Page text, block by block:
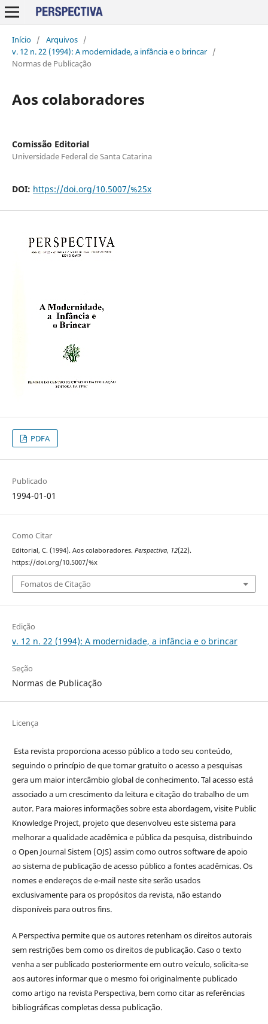
Início / Arquivos /
v. 12 n. 22 (1994): A modernidade, a infância e o brincar /
Normas de Publicação
Aos colaboradores
Comissão Editorial
Universidade Federal de Santa Catarina
DOI: https://doi.org/10.5007/%25x
PDFA
Publicado
1994-01-01
Como Citar
Editorial, C. (1994). Aos colaboradores. Perspectiva, 12(22).
https://doi.org/10.5007/%x
Fomatos de Citação
Edição
v. 12 n. 22 (1994): A modernidade, a infância e o brincar
Seção
Normas de Publicação
Licença
Esta revista proporciona acesso público a todo seu conteúdo,
seguindo o princípio de que tornar gratuito o acesso a pesquisas
gera um maior intercâmbio global de conhecimento. Tal acesso está
associado a um crescimento da leitura e citação do trabalho de um
autor. Para maiores informações sobre esta abordagem, visite Public
Knowledge Project, projeto que desenvolveu este sistema para
melhorar a qualidade acadêmica e pública da pesquisa, distribuindo
o Open Journal Sistem (OJS) assim como outros software de apoio
ao sistema de publicação de acesso público a fontes acadêmicas. Os
nomes e endereços de e-mail neste site serão usados
exclusivamente para os propósitos da revista, não estando
disponíveis para outros fins.
A Perspectiva permite que os autores retenham os direitos autorais
sem restrições bem como os direitos de publicação. Caso o texto
venha a ser publicado posteriormente em outro veículo, solicita-se
aos autores informar que o mesmo foi originalmente publicado
como artigo na revista Perspectiva, bem como citar as referências
bibliográficas completas dessa publicação.